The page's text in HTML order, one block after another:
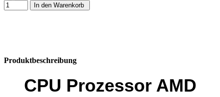
In den Warenkorb
Produktbeschreibung
CPU Prozessor AMD